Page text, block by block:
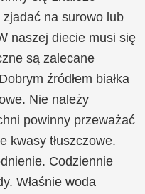
na surowo lub
naszej diecie musi się
są zalecane
źródłem białka
Nie należy
powinny przeważać
kwasy tłuszczowe.
Codziennie
Właśnie woda